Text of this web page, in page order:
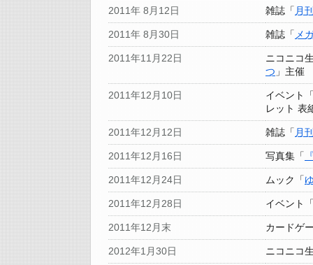
2011年 8月12日 雑誌「 月
2011年 8月30日 雑誌「 メ
2011年11月22日
ニコニコ
つ 」主催
2011年12月10日
イベント
レット 表
2011年12月12日 雑誌「 月
2011年12月16日 写真集「
2011年12月24日 ムック「
2011年12月28日 イベント
2011年12月末 カードゲ
2012年1月30日 ニコニコ